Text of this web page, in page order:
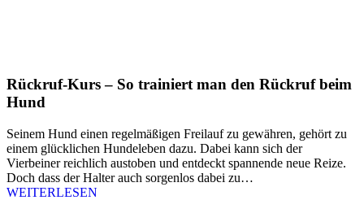
Rückruf-Kurs – So trainiert man den Rückruf beim
Hund
Seinem Hund einen regelmäßigen Freilauf zu gewähren, gehört zu
einem glücklichen Hundeleben dazu. Dabei kann sich der
Vierbeiner reichlich austoben und entdeckt spannende neue Reize.
Doch dass der Halter auch sorgenlos dabei zu…
WEITERLESEN